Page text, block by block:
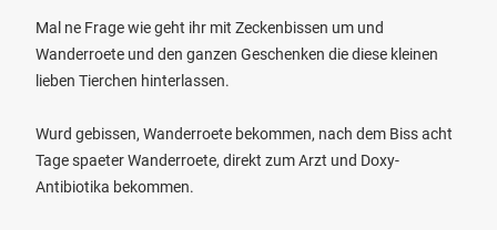
Mal ne Frage wie geht ihr mit Zeckenbissen um und
Wanderroete und den ganzen Geschenken die diese kleinen
lieben Tierchen hinterlassen.
Wurd gebissen, Wanderroete bekommen, nach dem Biss acht
Tage spaeter Wanderroete, direkt zum Arzt und Doxy-
Antibiotika bekommen.